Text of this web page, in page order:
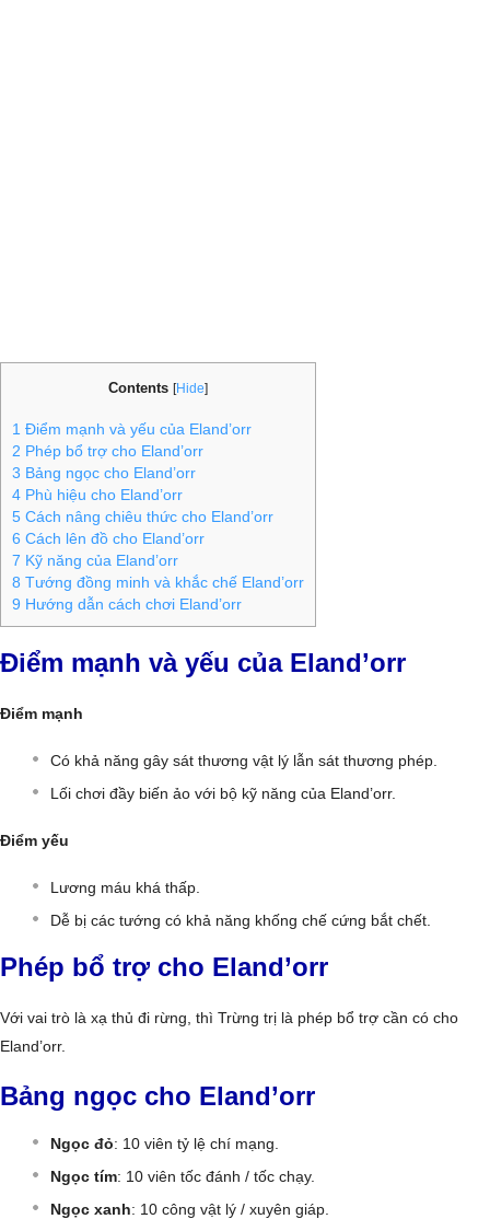
Contents [Hide]
1 Điểm mạnh và yếu của Eland’orr
2 Phép bổ trợ cho Eland’orr
3 Bảng ngọc cho Eland’orr
4 Phù hiệu cho Eland’orr
5 Cách nâng chiêu thức cho Eland’orr
6 Cách lên đồ cho Eland’orr
7 Kỹ năng của Eland’orr
8 Tướng đồng minh và khắc chế Eland’orr
9 Hướng dẫn cách chơi Eland’orr
Điểm mạnh và yếu của Eland’orr
Điểm mạnh
Có khả năng gây sát thương vật lý lẫn sát thương phép.
Lối chơi đầy biến ảo với bộ kỹ năng của Eland’orr.
Điểm yếu
Lương máu khá thấp.
Dễ bị các tướng có khả năng khống chế cứng bắt chết.
Phép bổ trợ cho Eland’orr
Với vai trò là xạ thủ đi rừng, thì Trừng trị là phép bổ trợ cần có cho
Eland’orr.
Bảng ngọc cho Eland’orr
Ngọc đỏ: 10 viên tỷ lệ chí mạng.
Ngọc tím: 10 viên tốc đánh / tốc chạy.
Ngọc xanh: 10 công vật lý / xuyên giáp.